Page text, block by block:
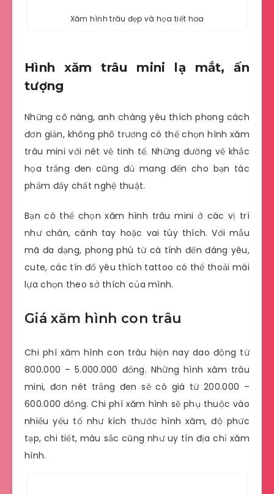
Xăm hình trâu đẹp và họa tiết hoa
Hình xăm trâu mini lạ mắt, ấn
tượng
Những cô nàng, anh chàng yêu thích phong cách
đơn giản, không phô trương có thể chọn hình xăm
trâu mini với nét vẽ tinh tế. Những đường vẽ khắc
họa trắng đen cũng đủ mang đến cho bạn tác
phẩm đầy chất nghệ thuật.
Bạn có thể chọn xăm hình trâu mini ở các vị trí
như chân, cánh tay hoặc vai tùy thích. Với mẫu
mã đa dạng, phong phú từ cá tính đến đáng yêu,
cute, các tín đồ yêu thích tattoo có thể thoải mái
lựa chọn theo sở thích của mình.
Giá xăm hình con trâu
Chi phí xăm hình con trâu hiện nay dao động từ
800.000 – 5.000.000 đồng. Những hình xăm trâu
mini, đơn nét trắng đen sẽ có giá từ 200.000 –
600.000 đồng. Chi phí xăm hình sẽ phụ thuộc vào
nhiều yếu tố như kích thước hình xăm, độ phức
tạp, chi tiết, màu sắc cũng như uy tín địa chỉ xăm
hình.